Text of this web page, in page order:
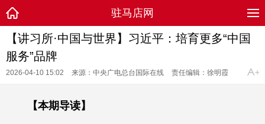
驻马店网
【讲习所·中国与世界】习近平：培育更多“中国
服务”品牌
2026-04-10 15:02 来源：中央广电总台国际在线 责任编辑：徐明霞
【本期导读】